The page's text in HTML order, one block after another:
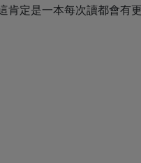
定是一本每次讀都會有